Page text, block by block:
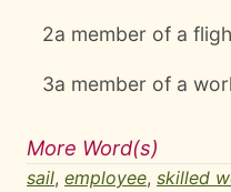
2a member of a
3a member of a
More Word(s)
sail, employee, skilled